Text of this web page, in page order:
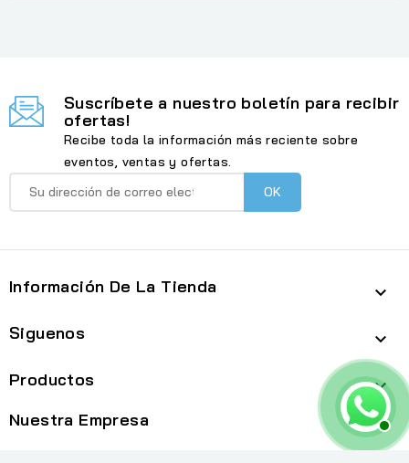
Suscríbete a nuestro boletín para recibir
ofertas!
Recibe toda la información más reciente sobre
eventos, ventas y ofertas.
Información De La Tienda 
Siguenos 
Productos 
Nuestra Empresa 